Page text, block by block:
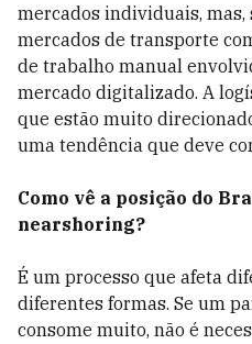
mercados individuais, mas,
mercados de transporte
de trabalho manual
mercado digitalizado. A
que estão muito
uma tendência que deve
Como vê a posição do
nearshoring?
É um processo que afeta
diferentes formas. Se um
consome muito, não é